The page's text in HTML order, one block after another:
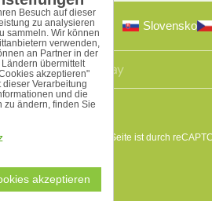
Slovensko
Diese Seite ist durch
Besuch auf dieser
zu analysieren
sammeln. Wir können
verwenden,
an Partner in der
übermittelt
akzeptieren"
dieser Verarbeitung
und die
zu ändern, finden Sie
akzeptieren